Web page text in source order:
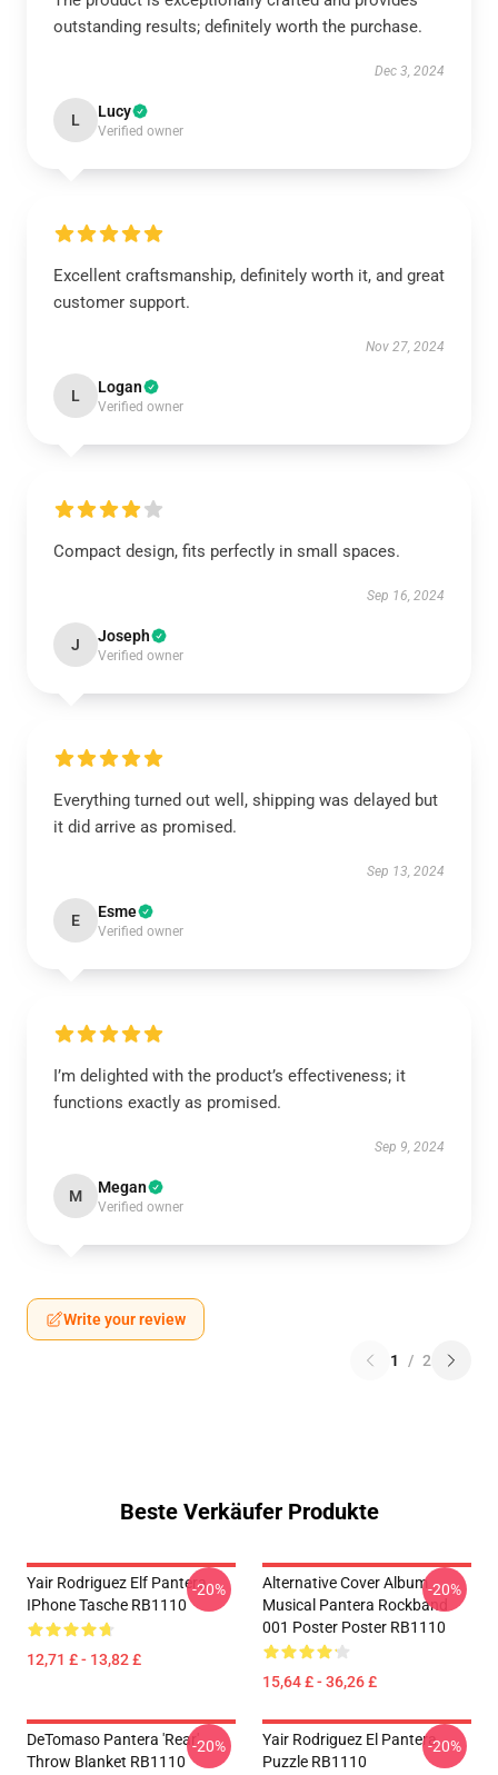
outstanding results; definitely worth the purchase.
Dec 3, 2024
L Lucy
Verified owner
Excellent craftsmanship, definitely worth it, and great
customer support.
Nov 27, 2024
L Logan
Verified owner
Compact design, fits perfectly in small spaces.
Sep 16, 2024
J Joseph
Verified owner
Everything turned out well, shipping was delayed but
it did arrive as promised.
Sep 13, 2024
E Esme
Verified owner
I’m delighted with the product’s effectiveness; it
functions exactly as promised.
Sep 9, 2024
M Megan
Verified owner
Write your review
1 / 2
Beste Verkäufer Produkte
Yair Rodriguez Elf Pantera
IPhone Tasche RB1110
12,71 £ - 13,82 £
-20%
Alternative Cover Album
Musical Pantera Rockband
001 Poster Poster RB1110
15,64 £ - 36,26 £
-20%
DeTomaso Pantera 'Rear'
Throw Blanket RB1110
-20%
Yair Rodriguez El Pantera
Puzzle RB1110
-20%